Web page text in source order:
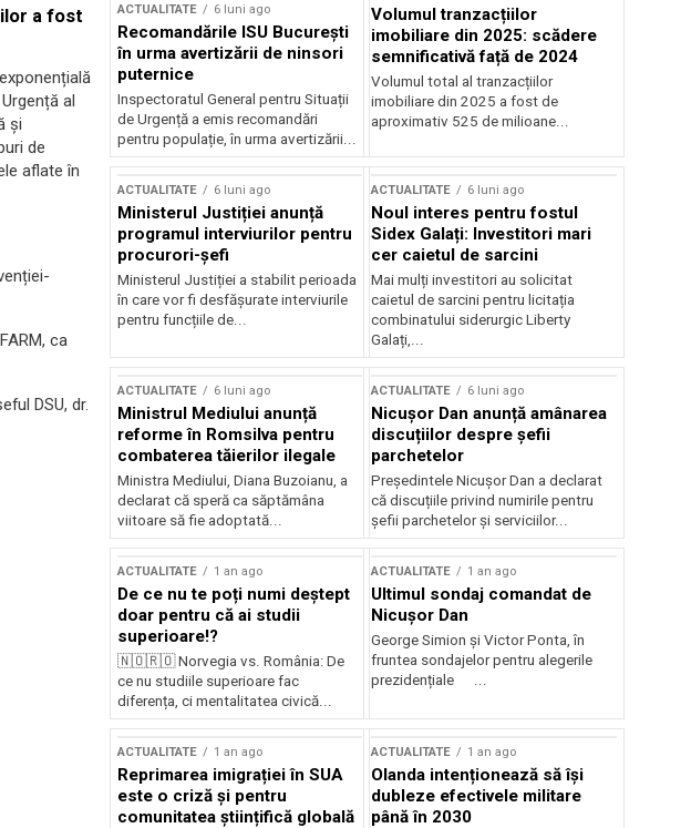
a fost
al
și
de
aflate în
ca
DSU, dr.
ACTUALITATE 6 luni ago
Recomandările ISU București
în urma avertizării de ninsori
puternice
Inspectoratul General pentru Situații
de Urgență a emis recomandări
pentru populație, în urma avertizării...
Volumul tranzacțiilor
imobiliare din 2025: scădere
semnificativă față de 2024
Volumul total al tranzacțiilor
imobiliare din 2025 a fost de
aproximativ 525 de milioane...
ACTUALITATE 6 luni ago
Ministerul Justiției anunță
programul interviurilor pentru
procurori-șefi
Ministerul Justiției a stabilit perioada
în care vor fi desfășurate interviurile
pentru funcțiile de...
ACTUALITATE 6 luni ago
Noul interes pentru fostul
Sidex Galați: Investitori mari
cer caietul de sarcini
Mai mulți investitori au solicitat
caietul de sarcini pentru licitația
combinatului siderurgic Liberty
Galați,...
ACTUALITATE 6 luni ago
Ministrul Mediului anunță
reforme în Romsilva pentru
combaterea tăierilor ilegale
Ministra Mediului, Diana Buzoianu, a
declarat că speră ca săptămâna
viitoare să fie adoptată...
ACTUALITATE 6 luni ago
Nicușor Dan anunță amânarea
discuțiilor despre șefii
parchetelor
Președintele Nicușor Dan a declarat
că discuțiile privind numirile pentru
șefii parchetelor și serviciilor...
ACTUALITATE 1 an ago
De ce nu te poți numi deștept
doar pentru că ai studii
superioare!?
🇳🇴🇷🇴 Norvegia vs. România: De
ce nu studiile superioare fac
diferența, ci mentalitatea civică...
ACTUALITATE 1 an ago
Ultimul sondaj comandat de
Nicușor Dan
George Simion și Victor Ponta, în
fruntea sondajelor pentru alegerile
prezidențiale ...
ACTUALITATE 1 an ago
Reprimarea imigrației în SUA
este o criză și pentru
comunitatea științifică globală
ACTUALITATE 1 an ago
Olanda intenționează să își
dubleze efectivele militare
până în 2030